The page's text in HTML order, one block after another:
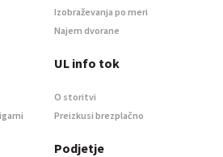
Izobraževanja po meri
Najem dvorane
UL info tok
O storitvi
Preizkusi brezplačno
Podjetje